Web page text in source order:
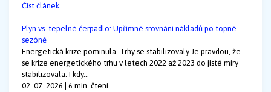
Číst článek
Plyn vs. tepelné čerpadlo: Upřímné srovnání nákladů po topné
sezóně
Energetická krize pominula. Trhy se stabilizovaly Je pravdou, že
se krize energetického trhu v letech 2022 až 2023 do jisté míry
stabilizovala. I kdy...
02. 07. 2026 | 6 min. čtení